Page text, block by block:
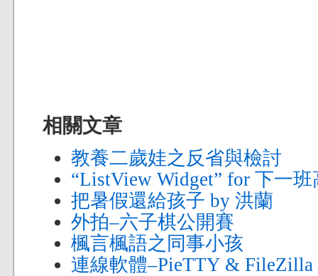
相關文章
教養二歲娃之反省與檢討
“ListView Widget” for 下一
把暑假還給孩子 by 洪蘭
外拍–六子棋公開賽
楓言楓語之同事小孩
連線軟體–PieTTY & FileZilla